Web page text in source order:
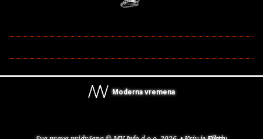
Moderna vremena